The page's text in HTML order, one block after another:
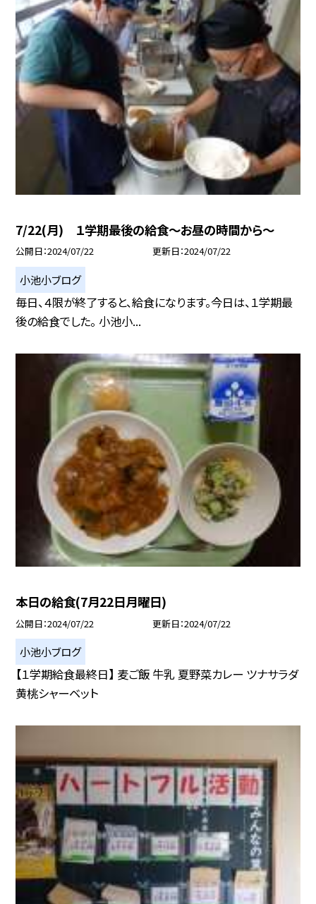
7/22(月) １学期最後の給食〜お昼の時間から〜
公開日 2024/07/22 更新日 2024/07/22
小池小ブログ
毎日、４限が終了すると、給食になります。今日は、１学期最
後の給食でした。 小池小...
本日の給食(7月22日月曜日)
公開日 2024/07/22 更新日 2024/07/22
小池小ブログ
【１学期給食最終日】 麦ご飯 牛乳 夏野菜カレー ツナサラダ
黄桃シャーベット